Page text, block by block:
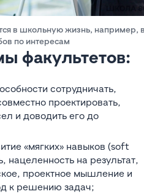
в школьную жизнь, например,
по интересам
факультетов:
сотрудничать,
проектировать,
и доводить его до
«мягких» навыков (soft
нацеленность на результат,
проектное мышление и
к решению задач;